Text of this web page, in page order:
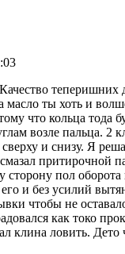
теперишних
масло ты хоть и
что кольца тода
возле пальца. 2
и снизу. Я
притирочной
сторону пол
и без усилий
чтобы не
как токо
клина ловить.